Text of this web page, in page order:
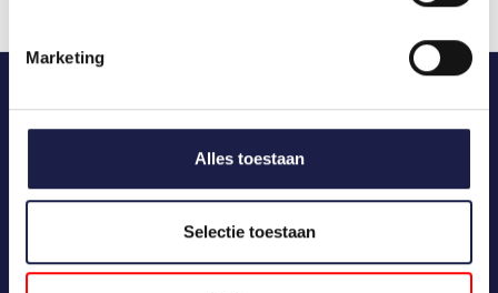
Marketing
Alles toestaan
Selectie toestaan